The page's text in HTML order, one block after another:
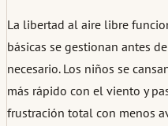
La libertad al aire libre
básicas se gestionan antes
necesario. Los niños se
más rápido con el viento y
frustración total con menos